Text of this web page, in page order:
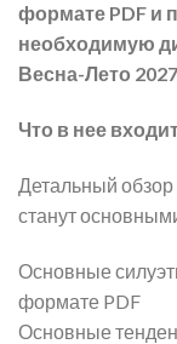
формате PDF и
необходимую
Весна-Лето
Что в нее
Детальный
станут
Основные
формате PDF
Основные